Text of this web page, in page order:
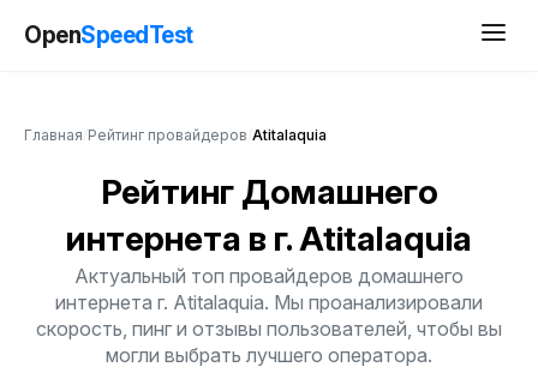
OpenSpeedTest
Главная Рейтинг провайдеров Atitalaquia
Рейтинг Домашнего
интернета в г. Atitalaquia
Актуальный топ провайдеров домашнего
интернета г. Atitalaquia. Мы проанализировали
скорость, пинг и отзывы пользователей, чтобы вы
могли выбрать лучшего оператора.